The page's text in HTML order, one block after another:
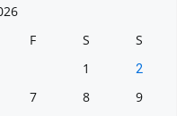
F S
S
1
2
7 8
9